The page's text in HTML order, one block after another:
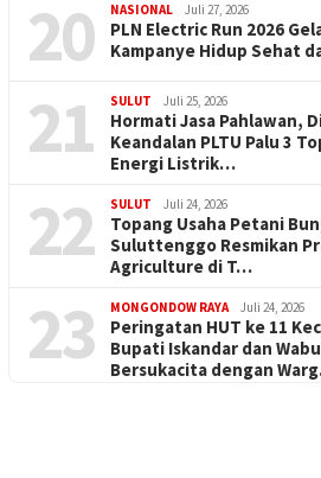
20 NASIONAL Juli 27, 2026
PLN Electric Run 2026
Kampanye Hidup Sehat
21 SULUT Juli 25, 2026
Hormati Jasa Pahlawan,
Keandalan PLTU Palu 3
Energi Listrik…
22 SULUT Juli 24, 2026
Topang Usaha Petani
Suluttenggo Resmikan
Agriculture di T…
23 MONGONDOW RAYA Juli 24, 2026
Peringatan HUT ke 11
Bupati Iskandar dan
Bersukacita dengan